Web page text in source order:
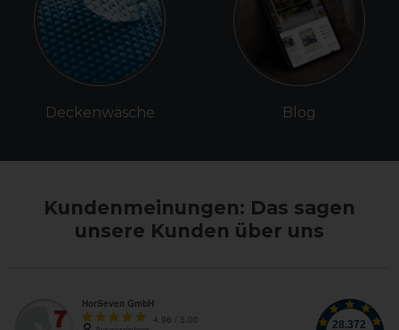
Deckenwäsche Blog
Kundenmeinungen: Das sagen
unsere Kunden über uns